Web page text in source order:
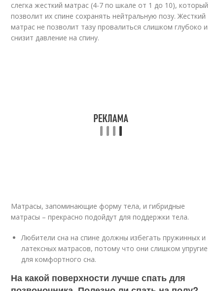
слегка жесткий матрас (4-7 по шкале от 1 до 10), который
позволит их спине сохранять нейтральную позу. Жесткий
матрас не позволит тазу провалиться слишком глубоко и
снизит давление на спину.
Матрасы, запоминающие форму тела, и гибридные
матрасы – прекрасно подойдут для поддержки тела.
Любители сна на спине должны избегать пружинных и
латексных матрасов, потому что они слишком упругие
для комфортного сна.
На какой поверхности лучше спать для